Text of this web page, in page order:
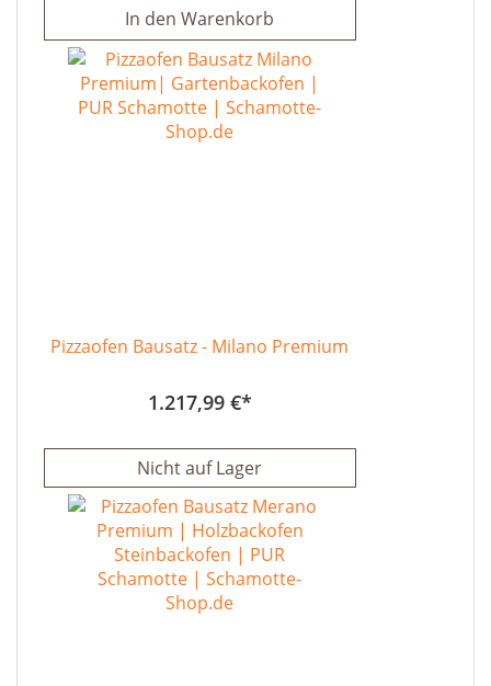
In den Warenkorb
Pizzaofen Bausatz - Milano Premium
1.217,99 €
Nicht auf Lager